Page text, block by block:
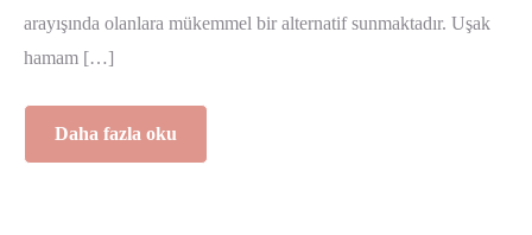
arayışında olanlara mükemmel bir alternatif sunmaktadır. Uşak
hamam […]
Daha fazla oku